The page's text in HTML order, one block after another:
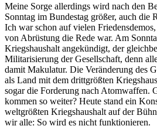
Meine Sorge allerdings wird nach den
Sonntag im Bundestag größer, auch die
Ich war schon auf vielen
von Abrüstung die Rede war. Am
Kriegshaushalt angekündigt, der
Militarisierung der Gesellschaft, denn
damit Makulatur. Die Veränderung des
als Land mit dem drittgrößten
sogar die Forderung nach Atomwaffen.
kommen so weiter? Heute stand ein
weltgrößten Kriegshaushalt auf der
wir alle: So wird es nicht funktionieren.